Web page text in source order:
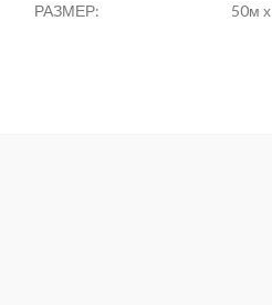
РАЗМЕР:
50м